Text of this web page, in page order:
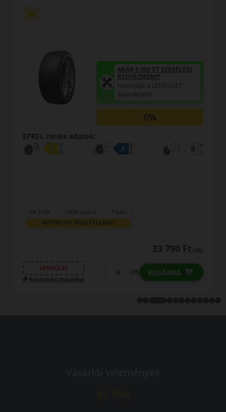
AKÁR 5.000 FT SZERELÉSI
KEDVEZMÉNY!
Használja a LENDÜLET
kuponkódot!
0%
EPREL cimke adatok:
0% THM 100% online 7 perc
FIZETHETEK RÉSZLETEKBEN?
33 790 Ft/db
LENDÜLET
Kuponkód másolása
db KOSÁRBA